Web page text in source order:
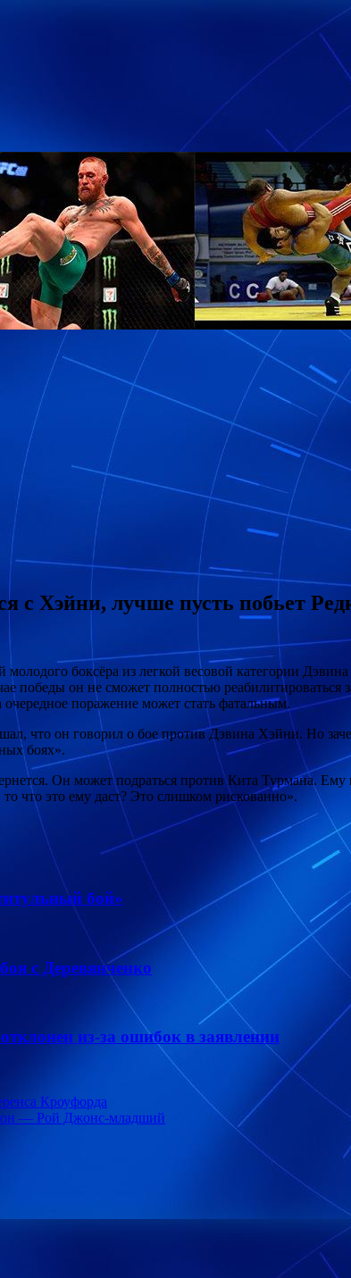
с Хэйни, лучше пусть побьет
боксёра из легкой весовой категории
победы он не сможет полностью
поражение может стать фатальным.
что он говорил о бое против Дэвина Хэйни. Но
боях».
Он может подраться против Кита Турмана.
что это ему даст? Это слишком рискованно».
бой»
с Деревянченко
из-за ошибок в заявлении
Кроуфорда
— Рой Джонс-младший